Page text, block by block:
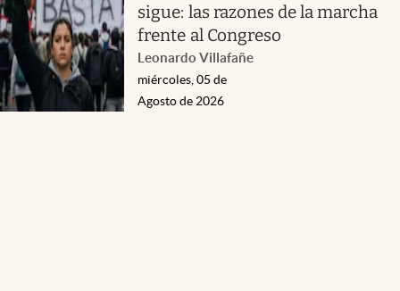
sigue: las razones de la marcha
frente al Congreso
Leonardo Villafañe
miércoles, 05 de
Agosto de 2026